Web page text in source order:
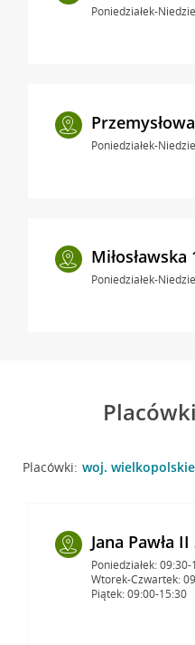
Poniedziałek-
Poniedziałek-
Poniedziałek-
Placówki: woj. wielkopolskie
Jana Pawła
Poniedziałek:
Wtorek-Czwartek:
Piątek: 09:00-15:30